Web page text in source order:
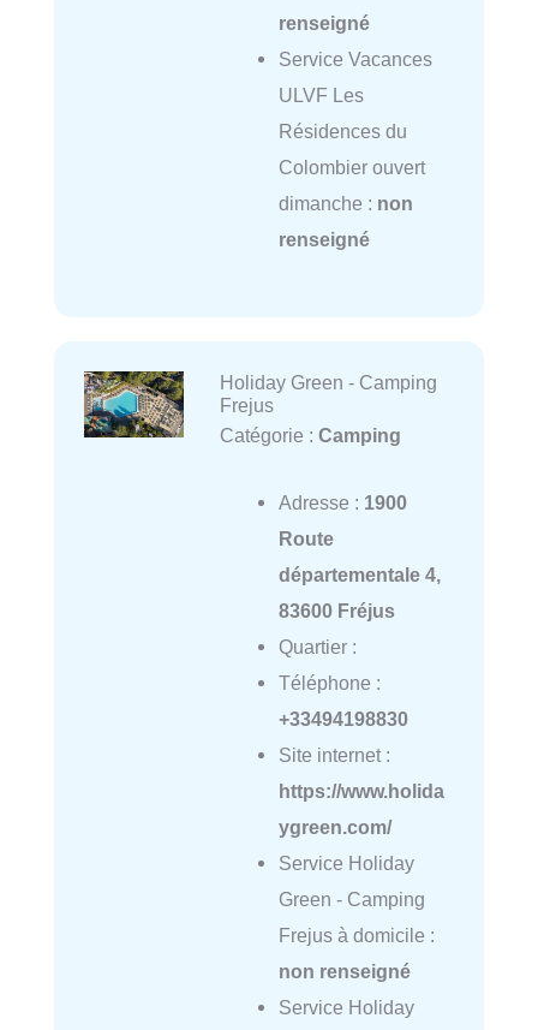
renseigné
Service Vacances
ULVF Les
Résidences du
Colombier ouvert
dimanche : non
renseigné
Holiday Green - Camping
Frejus
Catégorie : Camping
Adresse : 1900
Route
départementale 4,
83600 Fréjus
Quartier :
Téléphone :
+33494198830
Site internet :
https://www.holida
ygreen.com/
Service Holiday
Green - Camping
Frejus à domicile :
non renseigné
Service Holiday